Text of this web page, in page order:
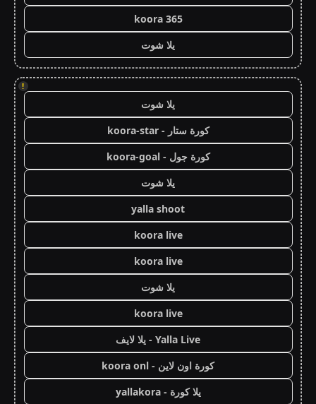
koora 365
يلا شوت
!
يلا شوت
كورة ستار - koora-star
كورة جول - koora-goal
يلا شوت
yalla shoot
koora live
koora live
يلا شوت
koora live
Yalla Live - يلا لايف
كورة اون لاين - koora onl
يلا كورة - yallakora